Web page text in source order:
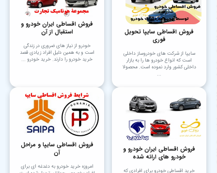
فروش اقساطی سایپا تحویل
فوری
سایپا از شرکت های خودروساز داخلی
است که انواع خودرو ها را به بازار
داخلی کشور وارد نموده است. محصولا
...
فروش اقساطی ایران خودرو و
استقبال از آن
خودرو از نیاز های ضروری در زندگی
است و به همین دلیل افراد زیادی قصد
خرید خودرو را دارند. خرید خودرو ...
فروش اقساطی ایران خودرو و
خودرو های ارائه شده
خرید اقساطی خودرو برای افرادی که
فروش اقساطی سایپا و مراحل
آن
امروزه خرید خودرو به دغدغه ای برای